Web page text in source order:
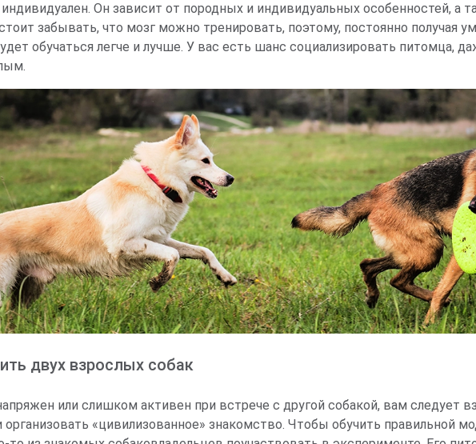
Он зависит от породных и индивидуальных особенностей, а
забывать, что мозг можно тренировать, поэтому, постоянно получая
обучаться легче и лучше. У вас есть шанс социализировать питомца,
двух взрослых собак
или слишком активен при встрече с другой собакой, вам следует
организовать «цивилизованное» знакомство. Чтобы обучить правильной